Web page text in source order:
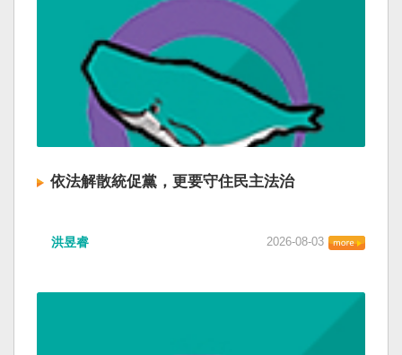
依法解散統促黨，更要守住民主法治
洪昱睿 2026-08-03